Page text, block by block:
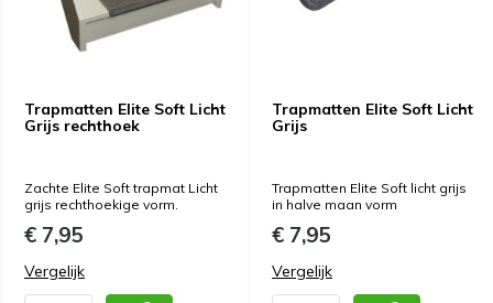
Trapmatten Elite Soft Licht
Grijs rechthoek
Zachte Elite Soft trapmat Licht
grijs rechthoekige vorm.
€ 7,95
Vergelijk
Trapmatten Elite Soft Licht
Grijs
Trapmatten Elite Soft licht grijs
in halve maan vorm
€ 7,95
Vergelijk